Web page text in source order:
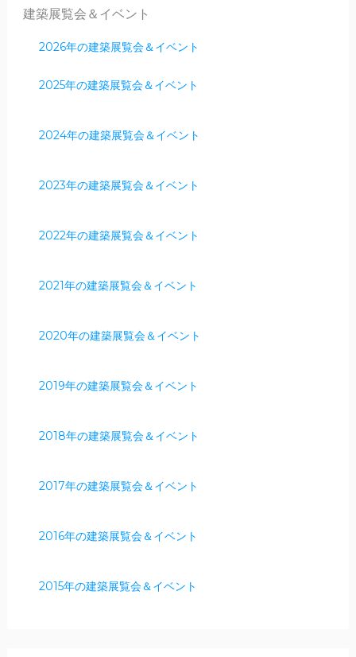
建築展覧会＆イベント
2026年の建築展覧会＆イベント
2025年の建築展覧会＆イベント
2024年の建築展覧会＆イベント
2023年の建築展覧会＆イベント
2022年の建築展覧会＆イベント
2021年の建築展覧会＆イベント
2020年の建築展覧会＆イベント
2019年の建築展覧会＆イベント
2018年の建築展覧会＆イベント
2017年の建築展覧会＆イベント
2016年の建築展覧会＆イベント
2015年の建築展覧会＆イベント